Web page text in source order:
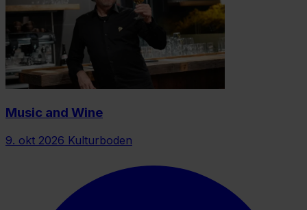
Music and Wine
9. okt 2026 Kulturboden